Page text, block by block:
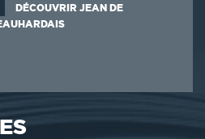
DÉCOUVRIR JEAN DE